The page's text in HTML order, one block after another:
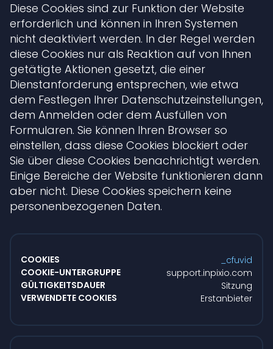
Diese Cookies sind zur Funktion der Website
erforderlich und können in Ihren Systemen
nicht deaktiviert werden. In der Regel werden
diese Cookies nur als Reaktion auf von Ihnen
getätigte Aktionen gesetzt, die einer
Dienstanforderung entsprechen, wie etwa
dem Festlegen Ihrer Datenschutzeinstellungen,
dem Anmelden oder dem Ausfüllen von
Formularen. Sie können Ihren Browser so
einstellen, dass diese Cookies blockiert oder
Sie über diese Cookies benachrichtigt werden.
Einige Bereiche der Website funktionieren dann
aber nicht. Diese Cookies speichern keine
personenbezogenen Daten.
erforderliche
Cookies
_cfuvid
support.inpixio.com
Sitzung
Erstanbieter